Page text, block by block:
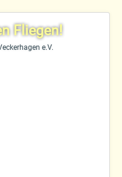
Fliegen!
e.V.